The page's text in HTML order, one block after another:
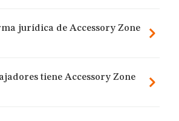
jurídica de Accessory Zone
tiene Accessory Zone